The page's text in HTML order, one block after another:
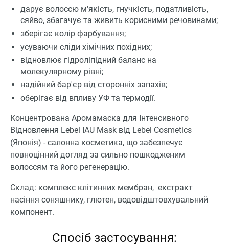
дарує волоссю м'якість, гнучкість, податливість,
сяйво, збагачує та живить корисними речовинами;
зберігає колір фарбування;
усуваючи сліди хімічних похідних;
відновлює гідроліпідний баланс на
молекулярному рівні;
надійний бар'єр від сторонніх запахів;
оберігає від впливу УФ та термодії.
Концентрована Аромамаска для Інтенсивного
Відновлення Lebel IAU Mask від Lebel Cosmetics
(Японія) - салонна косметика, що забезпечує
повноцінний догляд за сильно пошкодженим
волоссям та його регенерацію.
Склад: комплекс клітинних мембран, екстракт
насіння соняшнику, глютен, водовідштовхувальний
компонент.
Спосіб застосування: